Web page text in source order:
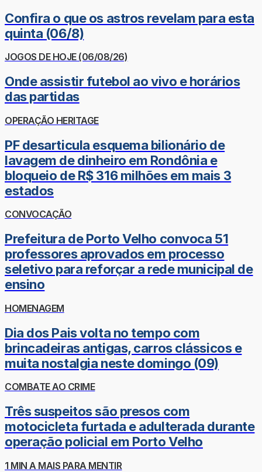
Confira o que os astros revelam para esta
quinta (06/8)
JOGOS DE HOJE (06/08/26)
Onde assistir futebol ao vivo e horários
das partidas
OPERAÇÃO HERITAGE
PF desarticula esquema bilionário de
lavagem de dinheiro em Rondônia e
bloqueio de R$ 316 milhões em mais 3
estados
CONVOCAÇÃO
Prefeitura de Porto Velho convoca 51
professores aprovados em processo
seletivo para reforçar a rede municipal de
ensino
HOMENAGEM
Dia dos Pais volta no tempo com
brincadeiras antigas, carros clássicos e
muita nostalgia neste domingo (09)
COMBATE AO CRIME
Três suspeitos são presos com
motocicleta furtada e adulterada durante
operação policial em Porto Velho
1 MIN A MAIS PARA MENTIR